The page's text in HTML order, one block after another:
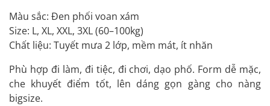
Màu sắc: Đen phối voan xám
Size: L, XL, XXL, 3XL (60–100kg)
Chất liệu: Tuyết mưa 2 lớp, mềm mát, ít nhăn
Phù hợp đi làm, đi tiệc, đi chơi, dạo phố. Form dễ mặc,
che khuyết điểm tốt, lên dáng gọn gàng cho nàng
bigsize.